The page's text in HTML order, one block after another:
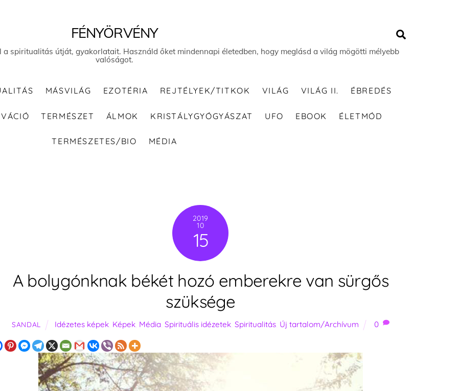
FÉNYÖRVÉNY
a spiritualitás útját, gyakorlatait. Használd őket mindennapi életedben, hogy meglásd a világ mögötti mélyebb
valóságot.
MÁSVILÁG EZOTÉRIA REJTÉLYEK/TITKOK VILÁG VILÁG II. ÉBREDÉS
TERMÉSZET ÁLMOK KRISTÁLYGYÓGYÁSZAT UFO EBOOK ÉLETMÓD
TERMÉSZETES/BIO MÉDIA
2019
10
15
A bolygónknak békét hozó emberekre van sürgős
szüksége
SANDAL Idézetes képek, Képek, Média Spirituális idézetek, Spiritualitás, Új tartalom/Archívum 0